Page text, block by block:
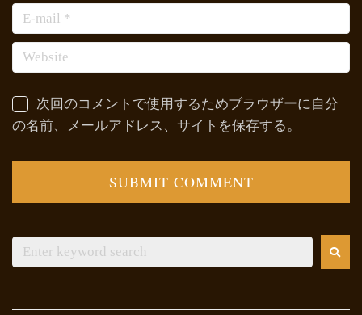
次回のコメントで使用するためブラウザーに自分
の名前、メールアドレス、サイトを保存する。